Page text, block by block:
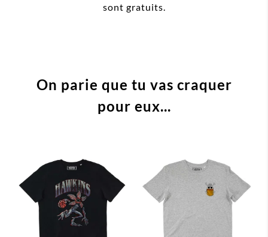
sont gratuits.
On parie que tu vas craquer
pour eux...